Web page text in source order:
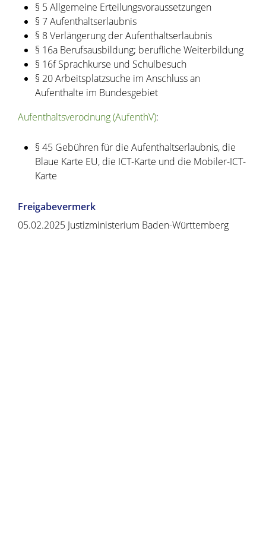
§ 5 Allgemeine Erteilungsvoraussetzungen
§ 7 Aufenthaltserlaubnis
§ 8 Verlängerung der Aufenthaltserlaubnis
§ 16a Berufsausbildung; berufliche Weiterbildung
§ 16f Sprachkurse und Schulbesuch
§ 20 Arbeitsplatzsuche im Anschluss an
Aufenthalte im Bundesgebiet
Aufenthaltsverodnung (AufenthV):
§ 45 Gebühren für die Aufenthaltserlaubnis, die
Blaue Karte EU, die ICT-Karte und die Mobiler-ICT-
Karte
Freigabevermerk
05.02.2025 Justizministerium Baden-Württemberg